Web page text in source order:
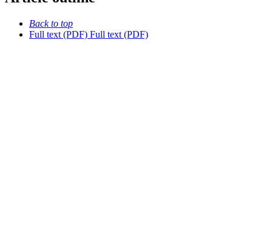
Back to top
Full text (PDF) Full text (PDF)